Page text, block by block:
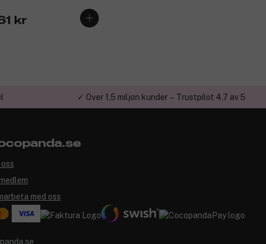
kr
✓ Över 1,5 miljon kunder – Trustpilot 4,7 av 5
oss
med oss